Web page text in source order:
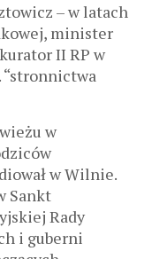
– w latach
minister
II RP w
“stronnictwa
w
w Wilnie.
Sankt
Rady
i guberni